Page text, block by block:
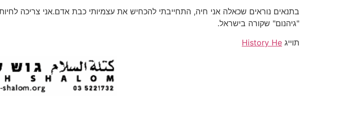
בתנאים נוראים שכאלה אני חיה, התחייבתי להכחיש את עצמיותי כבת אדם.אני צריכה
"גיהנום" שקורה בישראל.
תוייג History He